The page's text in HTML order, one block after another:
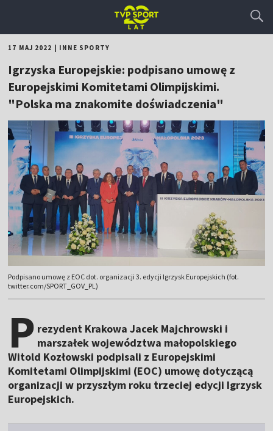
17 MAJ 2022 INNE SPORTY
Igrzyska Europejskie: podpisano umowę z
Europejskimi Komitetami Olimpijskimi.
"Polska ma znakomite doświadczenia"
Podpisano umowę z EOC dot. organizacji 3. edycji Igrzysk Europejskich (fot.
twitter.com/SPORT_GOV_PL)
P rezydent Krakowa Jacek Majchrowski i
marszałek województwa małopolskiego
Witold Kozłowski podpisali z Europejskimi
Komitetami Olimpijskimi (EOC) umowę dotyczącą
organizacji w przyszłym roku trzeciej edycji Igrzysk
Europejskich.